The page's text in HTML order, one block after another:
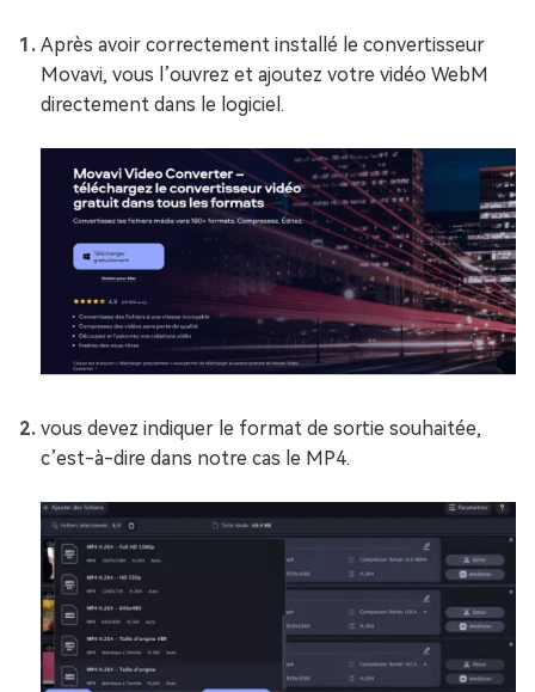
Après avoir correctement installé le convertisseur
Movavi, vous l’ouvrez et ajoutez votre vidéo WebM
directement dans le logiciel.
vous devez indiquer le format de sortie souhaitée,
c’est-à-dire dans notre cas le MP4.